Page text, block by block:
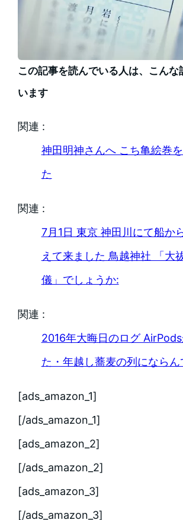
この記事を読んでいる人は、こんな
います
関連 :
神田明神さんへ こち亀絵巻
た
関連 :
7月1日 東京 神田川にて船か
えて来ました 鳥越神社 「大
儀」でしょうか:
関連 :
2016年大晦日のログ
た・年越し蕎麦の列にならん
[ads_amazon_1]
[/ads_amazon_1]
[ads_amazon_2]
[/ads_amazon_2]
[ads_amazon_3]
[/ads_amazon_3]